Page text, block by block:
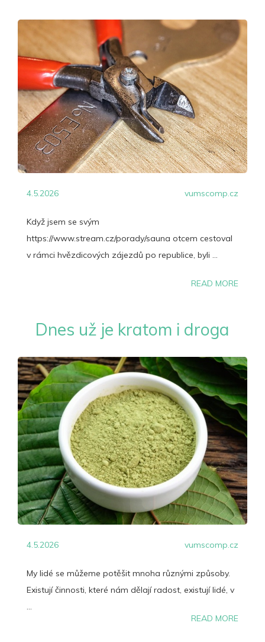
4.5.2026 vumscomp.cz
Když jsem se svým
https://www.stream.cz/porady/sauna otcem cestoval
v rámci hvězdicových zájezdů po republice, byli ...
READ MORE
Dnes už je kratom i droga
4.5.2026 vumscomp.cz
My lidé se můžeme potěšit mnoha různými způsoby.
Existují činnosti, které nám dělají radost, existují lidé, v
READ MORE